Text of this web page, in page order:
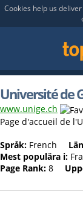
Cookies help us
Université de
www.unige.ch
Page d'accueil de
Språk: French
Mest populära i:
Page Rank: 8